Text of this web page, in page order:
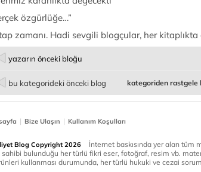
özgürlüğe…”
zamanı. Hadi sevgili blogçular, her kitaplıkta
yazarın önceki bloğu
bu kategorideki önceki blog kategoriden rastgele
| Bize Ulaşın | Kullanım Koşulları
Blog Copyright 2026
İnternet baskısında yer alan tüm
sahibi bulunduğu her türlü fikri eser, fotoğraf, resim vb.
kullanması durumunda, her türlü hukuki ve cezai